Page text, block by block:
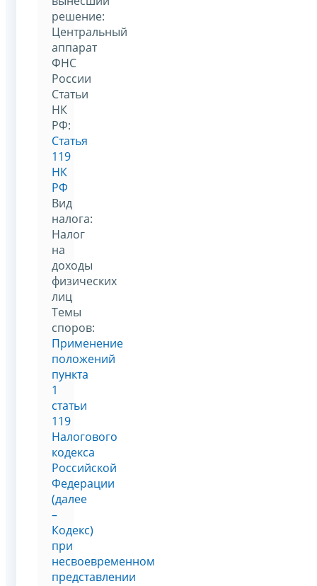
решение:
Центральный
аппарат
ФНС
России
Статьи
НК
РФ:
Статья
119
НК
РФ
Вид
налога:
Налог
на
доходы
физических
лиц
Темы
споров:
Применение
положений
пункта
1
статьи
119
Налогового
кодекса
Российской
Федерации
(далее
–
Кодекс)
при
несвоевременном
представлении